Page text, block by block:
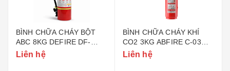
BÌNH CHỮA CHÁY BỘT
ABC 8KG DEFIRE DF-
ABC8 (BỘ CÔNG AN)
Liên hệ
BÌNH CHỮA CHÁY KHÍ
CO2 3KG ABFIRE C-03
(TEM BỘ CÔNG AN)
Liên hệ